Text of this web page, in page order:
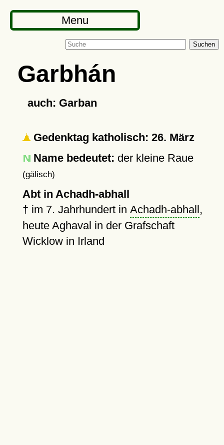
Menu
Suchen
Garbhán
auch: Garban
Gedenktag katholisch: 26. März
Name bedeutet: der kleine Raue
(gälisch)
Abt in Achadh-abhall
† im 7. Jahrhundert in Achadh-abhall,
heute Aghaval in der Grafschaft
Wicklow in Irland